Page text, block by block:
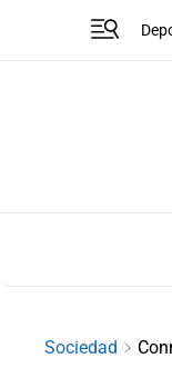
Sociedad